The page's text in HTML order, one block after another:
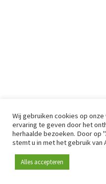
Wij gebruiken cookies op
ervaring te geven door het
herhaalde bezoeken. Door op
stemt u in met het gebruik van
Alles accepteren